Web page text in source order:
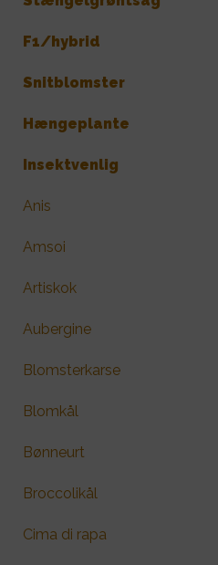
F1/hybrid
Snitblomster
Hængeplante
Insektvenlig
Anis
Amsoi
Artiskok
Aubergine
Blomsterkarse
Blomkål
Bønneurt
Broccolikål
Cima di rapa